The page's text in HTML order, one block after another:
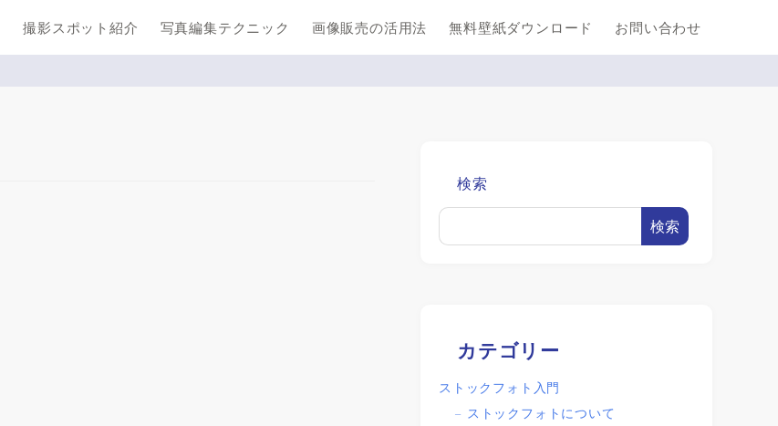
撮影スポット紹介 写真編集テクニック 画像販売の活用法 無料壁紙ダウンロード お問い合わせ
検索
検索
カテゴリー
ストックフォト入門
ストックフォトについて